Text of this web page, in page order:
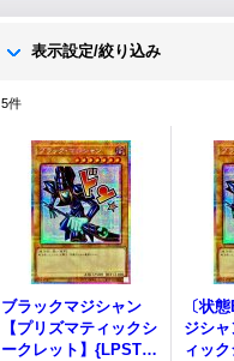
表示設定/絞り込み
5件
ブラックマジシャン
【プリズマティックシ
ークレット】{LPST-J
〔状態
ジシ
ィッ